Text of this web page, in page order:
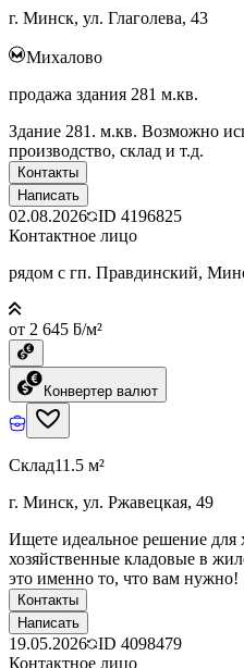
г. Минск, ул. Глаголева, 43
Михалово
продажа здания 281 м.кв.
Здание 281. м.кв. Возможно
производство, склад и т.д.
Контакты
Написать
02.08.2026 ID 4196825
Контактное лицо
рядом с гп. Правдинский,
от 2 645 ƃ/м²
Конвертер валют
Склад11.5 м²
г. Минск, ул. Ржавецкая, 49
Ищете идеальное решение
хозяйственные кладовые в
это именно то, что вам нужно!
Контакты
Написать
19.05.2026 ID 4098479
Контактное лицо